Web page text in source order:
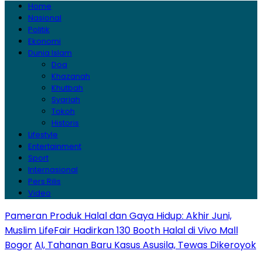
Home
Nasional
Politik
Ekonomi
Dunia Islam
Doa
Khazanah
Khutbah
Syariah
Tokoh
Historis
Lifestyle
Entertainment
Sport
Internasional
Pers Rilis
Video
Pameran Produk Halal dan Gaya Hidup: Akhir Juni,
Muslim LifeFair Hadirkan 130 Booth Halal di Vivo Mall
BogorAI, Tahanan Baru Kasus Asusila, Tewas Dikeroyok